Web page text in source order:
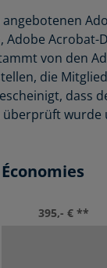
angebotenen
Adobe
von den
die
dass
wurde
395,- € **